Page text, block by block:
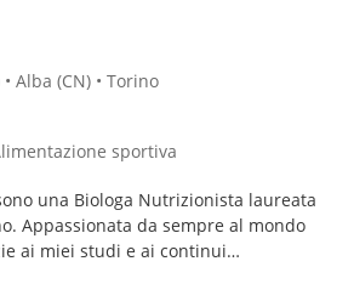
Alba (CN) • Torino
sportiva
una Biologa Nutrizionista laureata
Appassionata da sempre al mondo
ai miei studi e ai continui